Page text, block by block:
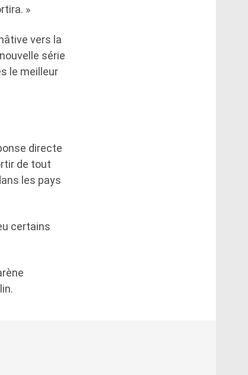
»
vers la
série
le meilleur
directe
de tout
les pays
certains